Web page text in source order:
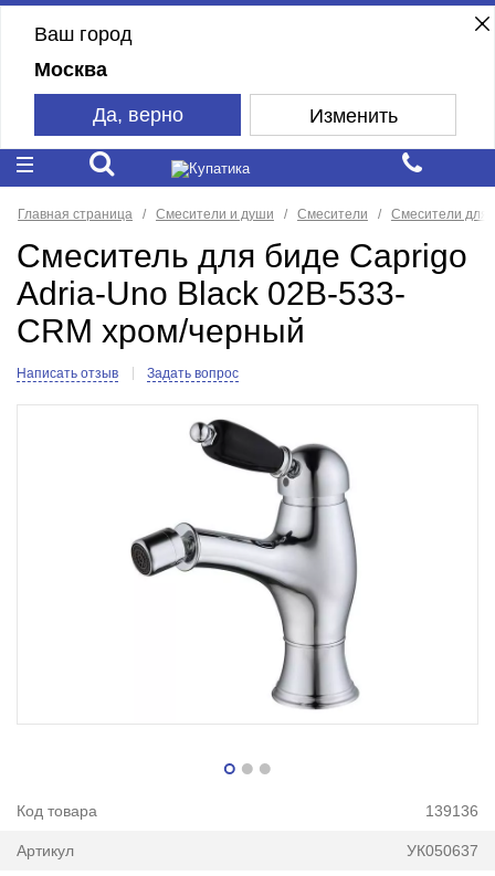
Ваш город
Москва
Да, верно Изменить
Главная страница Смесители и души Смесители Смесители для
Смеситель для биде Caprigo
Adria-Uno Black 02B-533-
CRM хром/черный
Написать отзыв Задать вопрос
Код товара 139136
Артикул УК050637